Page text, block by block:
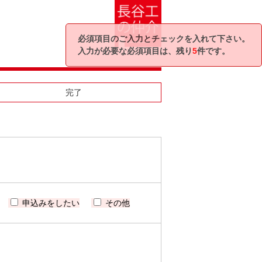
完了
申込みをしたい その他
必須項目のご入力とチェックを入れて下さい。
入力が必要な必須項目は、残り5件です。